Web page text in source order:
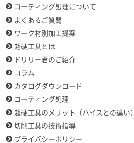
コーティング処理について
よくあるご質問
ワーク材別加工提案
超硬工具とは
ドリリー君のご紹介
コラム
カタログダウンロード
コーティング処理
超硬工具のメリット（ハイスとの違い）
切削工具の技術指導
プライバシーポリシー